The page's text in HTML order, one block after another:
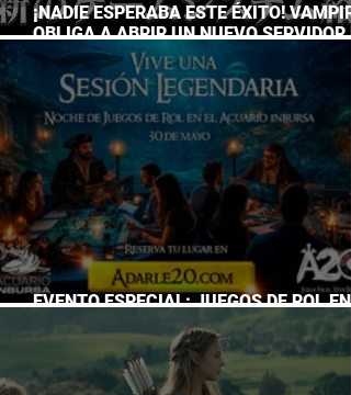
¡NADIE ESPERABA ESTE ÉXITO! VAMPIR
OBLIGA A ABRIR UN NUEVO SERVIDOR
JAPÓN A SOLO DOS DÍAS DE SU
LANZAMIENTO
EVENTO ESPECIAL: JUEGOS DE ROL EN